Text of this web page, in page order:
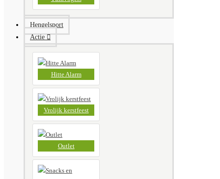
Hengelsport
Actie
Hitte Alarm
Vrolijk kerstfeest
Outlet